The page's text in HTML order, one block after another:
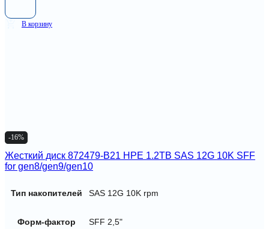
В корзину
-16%
Жесткий диск 872479-B21 HPE 1.2TB SAS 12G 10K SFF
for gen8/gen9/gen10
Тип накопителей SAS 12G 10K rpm
Форм-фактор SFF 2,5"